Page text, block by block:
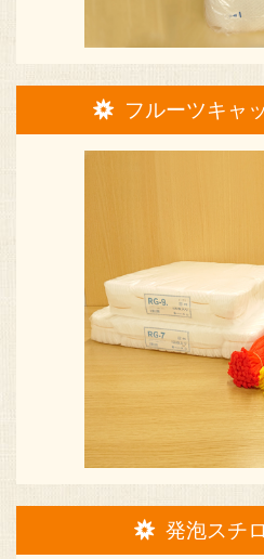
フルーツキャ
発泡スチ